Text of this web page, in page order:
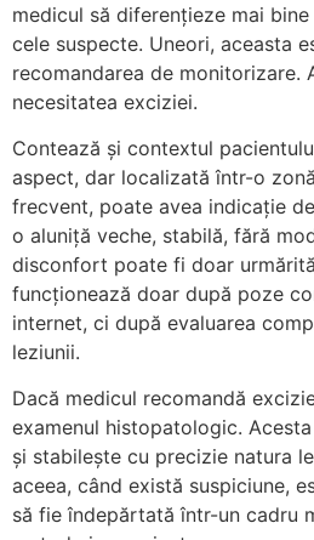
medicul să diferențieze mai
cele suspecte. Uneori, aceasta
recomandarea de monitorizare.
necesitatea exciziei.
Contează și contextul
aspect, dar localizată într-o
frecvent, poate avea indicație
o aluniță veche, stabilă, fără
disconfort poate fi doar
funcționează doar după poze
internet, ci după evaluarea
leziunii.
Dacă medicul recomandă
examenul histopatologic.
și stabilește cu precizie natura
aceea, când există suspiciune,
să fie îndepărtată într-un cadru